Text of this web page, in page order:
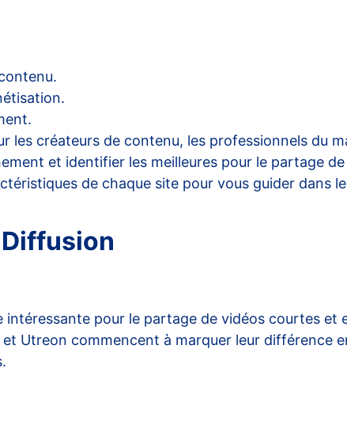
les créateurs de contenu, les professionnels du
et identifier les meilleures pour le partage de
de chaque site pour vous guider dans
intéressante pour le partage de vidéos courtes et
Utreon commencent à marquer leur différence